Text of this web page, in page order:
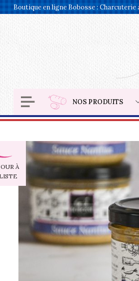
Boutique en ligne Bobosse :
NOS PRODUITS
À
Panneau de gestion des cookies